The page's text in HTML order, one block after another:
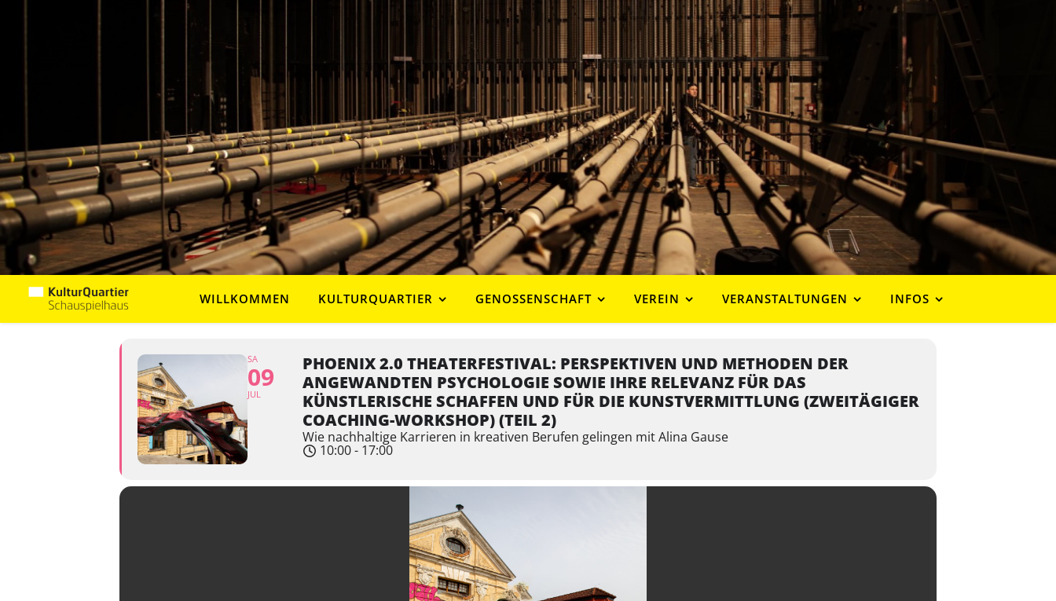
WILLKOMMEN KULTURQUARTIER GENOSSENSCHAFT VEREIN VERANSTALTUNGEN INFOS
SA
09
JUL
PHOENIX 2.0 THEATERFESTIVAL: PERSPEKTIVEN UND METHODEN DER
ANGEWANDTEN PSYCHOLOGIE SOWIE IHRE RELEVANZ FÜR DAS
KÜNSTLERISCHE SCHAFFEN UND FÜR DIE KUNSTVERMITTLUNG (ZWEITÄGIGER
COACHING-WORKSHOP) (TEIL 2)
Wie nachhaltige Karrieren in kreativen Berufen gelingen mit Alina Gause
10:00 - 17:00